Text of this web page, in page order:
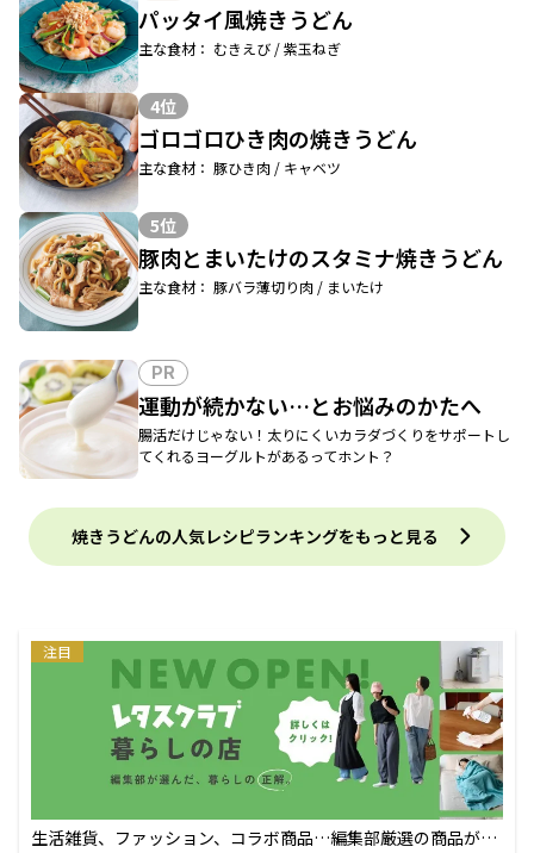
パッタイ風焼きうどん
主な食材： むきえび / 紫玉ねぎ
4位
ゴロゴロひき肉の焼きうどん
主な食材： 豚ひき肉 / キャベツ
5位
豚肉とまいたけのスタミナ焼きうどん
主な食材： 豚バラ薄切り肉 / まいたけ
PR
運動が続かない…とお悩みのかたへ
腸活だけじゃない！太りにくいカラダづくりをサポートし
てくれるヨーグルトがあるってホント？
焼きうどんの人気レシピランキングをもっと見る
注目
生活雑貨、ファッション、コラボ商品…編集部厳選の商品が買